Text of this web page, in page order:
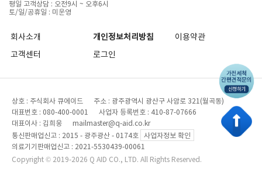
평일 고객상담 : 오전9시 ~ 오후6시
토/일/공휴일 : 미운영
회사소개 개인정보처리방침
이용약관
고객센터
로그인
상호 : 주식회사 큐에이드 주소 : 광주광역시 광산구 사암로 321(월곡동)
대표번호 : 080-400-0001 사업자 등록번호 : 410-87-07666
대표이사 : 김희웅 mailmaster@q-aid.co.kr
통신판매업신고 : 2015 - 광주광산 - 0174호
사업자정보 확인
의료기기판매업신고 : 2021-5530439-00061
Copyright © 2019-2026 Q AID CO., LTD. All Rights Reserved.